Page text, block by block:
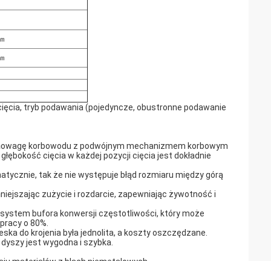
tryb podawania (pojedyncze, obustronne podawanie
korbowodu z podwójnym mechanizmem korbowym
cięcia w każdej pozycji cięcia jest dokładnie
tak że nie występuje błąd rozmiaru między górą
zużycie i rozdarcie, zapewniając żywotność i
bufora konwersji częstotliwości, który może
o 80%.
do krojenia była jednolita, a koszty oszczędzane.
jest wygodna i szybka.